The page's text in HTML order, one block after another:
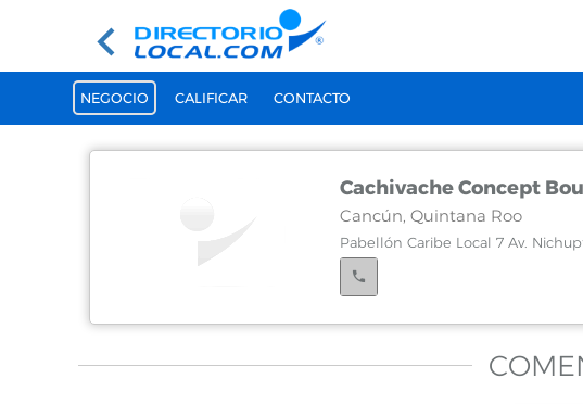
NEGOCIO CALIFICAR CONTACTO
Cachivache Concept
Cancún, Quintana Roo
Pabellón Caribe Local 7 Av.